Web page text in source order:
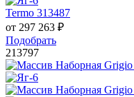
Termo 313487
от 297 263 ₽
Подобрать
213797